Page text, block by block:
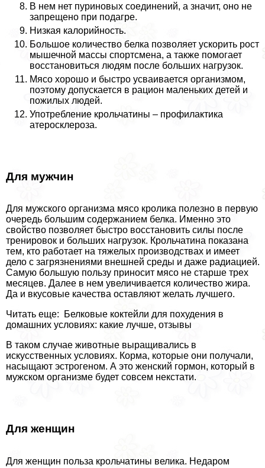
В нем нет пуриновых соединений, а значит, оно не
запрещено при подагре.
Низкая калорийность.
Большое количество белка позволяет ускорить рост
мышечной массы спортсмена, а также помогает
восстановиться людям после больших нагрузок.
Мясо хорошо и быстро усваивается организмом,
поэтому допускается в рацион маленьких детей и
пожилых людей.
Употрeбление крольчатины – профилактика
атеросклероза.
Для мужчин
Для мужского организма мясо кролика полезно в первую
очередь большим содержанием белка. Именно это
свойство позволяет быстро восстановить силы после
тренировок и больших нагрузок. Крольчатина показана
тем, кто работает на тяжелых производствах и имеет
дело с загрязнениями внешней среды и даже радиацией.
Самую большую пользу приносит мясо не старше трех
месяцев. Далее в нем увеличивается количество жира.
Да и вкусовые качества оставляют желать лучшего.
Читать еще: Белковые коктейли для похудения в
домашних условиях: какие лучше, отзывы
В таком случае животные выращивались в
искусственных условиях. Корма, которые они получали,
насыщают эстрогеном. А это женский гормон, который в
мужском организме будет совсем некстати.
Для женщин
Для женщин польза крольчатины велика. Недаром